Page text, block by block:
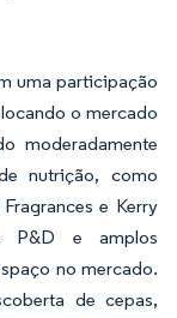
uma participação
o mercado
moderadamente
nutrição, como
e Kerry
P&D e amplos
no mercado.
de cepas,